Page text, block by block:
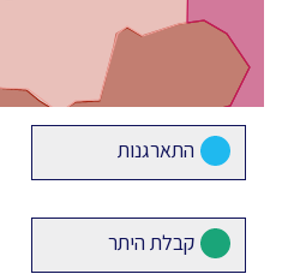
התארגנות
קבלת היתר